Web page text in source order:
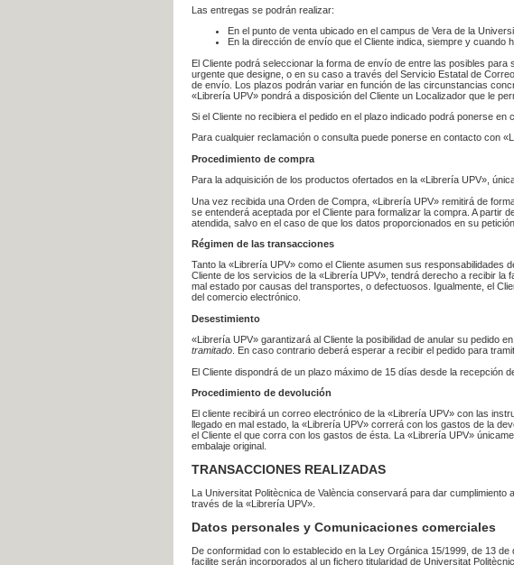
Las entregas se podrán realizar:
En el punto de venta ubicado en el campus de Vera de la
En la dirección de envío que el Cliente indica, siempre y
El Cliente podrá seleccionar la forma de envío de entre las posibles
urgente que designe, o en su caso a través del Servicio Estatal de
de envío. Los plazos podrán variar en función de las circunstancias
«Librería UPV» pondrá a disposición del Cliente un Localizador que le
Si el Cliente no recibiera el pedido en el plazo indicado podrá ponerse
Para cualquier reclamación o consulta puede ponerse en contacto con
Procedimiento de compra
Para la adquisición de los productos ofertados en la «Librería UPV»,
Una vez recibida una Orden de Compra, «Librería UPV» remitirá de
se entenderá aceptada por el Cliente para formalizar la compra. A partir
atendida, salvo en el caso de que los datos proporcionados en su
Régimen de las transacciones
Tanto la «Librería UPV» como el Cliente asumen sus responsabilidades
Cliente de los servicios de la «Librería UPV», tendrá derecho a recibir
mal estado por causas del transportes, o defectuosos. Igualmente, el
del comercio electrónico.
Desestimiento
«Librería UPV» garantizará al Cliente la posibilidad de anular su pedido
tramitado . En caso contrario deberá esperar a recibir el pedido para
El Cliente dispondrá de un plazo máximo de 15 días desde la recepción
Procedimiento de devolución
El cliente recibirá un correo electrónico de la «Librería UPV» con las
llegado en mal estado, la «Librería UPV» correrá con los gastos de la
el Cliente el que corra con los gastos de ésta. La «Librería UPV»
embalaje original.
TRANSACCIONES REALIZADAS
La Universitat Politècnica de València conservará para dar
través de la «Librería UPV».
Datos personales y Comunicaciones comerciales
De conformidad con lo establecido en la Ley Orgánica 15/1999, de 13
facilite serán incorporados al un fichero titularidad de Universitat